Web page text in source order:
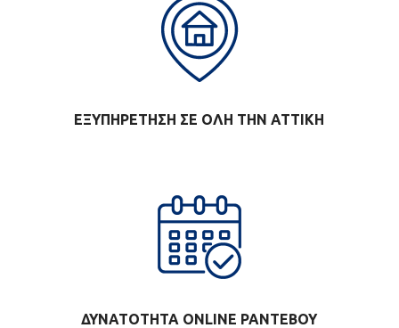
ΕΞΥΠΗΡΕΤΗΣΗ ΣΕ ΟΛΗ ΤΗΝ ΑΤΤΙΚΗ
ΔΥΝΑΤΟΤΗΤΑ ONLINE ΡΑΝΤΕΒΟΥ